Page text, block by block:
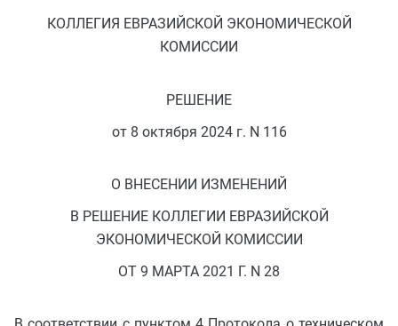
КОЛЛЕГИЯ ЕВРАЗИЙСКОЙ ЭКОНОМИЧЕСКОЙ
КОМИССИИ
РЕШЕНИЕ
от 8 октября 2024 г. N 116
О ВНЕСЕНИИ ИЗМЕНЕНИЙ
В РЕШЕНИЕ КОЛЛЕГИИ ЕВРАЗИЙСКОЙ
ЭКОНОМИЧЕСКОЙ КОМИССИИ
ОТ 9 МАРТА 2021 Г. N 28